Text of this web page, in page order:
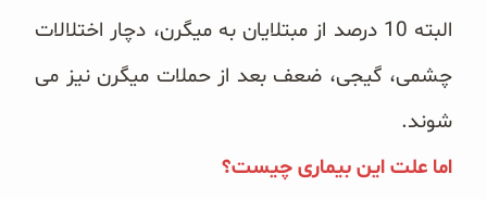
البته 10 درصد از مبتلایان به میگرن، دچار اختلالات
چشمی، گیجی، ضعف بعد از حملات میگرن نیز می
شوند.
اما علت این بیماری چیست؟